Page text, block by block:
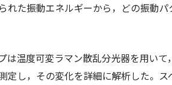
れた振動エネルギーから，どの振動
は温度可変ラマン散乱分光器を用い
定し，その変化を詳細に解析した。